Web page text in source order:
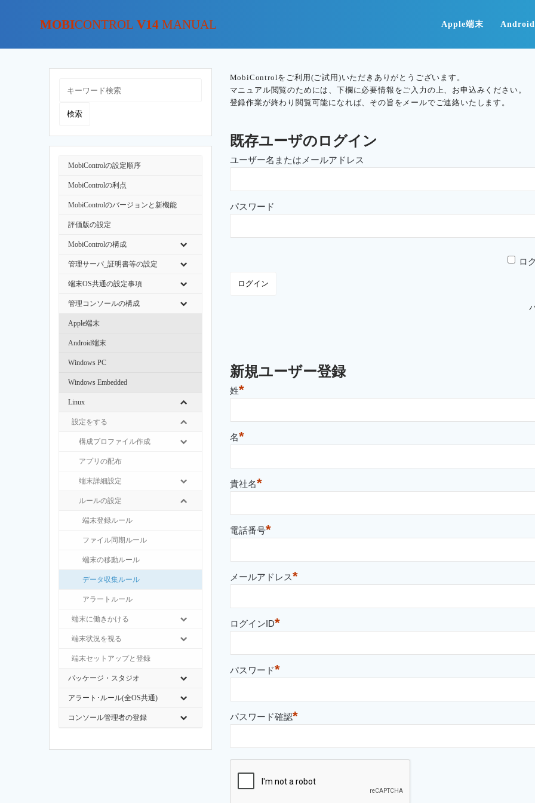
MOBICONTROL V14 MANUAL Apple端末
MobiControlの設定順序
MobiControlの利点
MobiControlのバージョンと新機能
評価版の設定
MobiControlの構成
管理サーバ_証明書等の設定
端末OS共通の設定事項
管理コンソールの構成
Apple端末
Android端末
Windows PC
Windows Embedded
Linux
設定をする
構成プロファイル作成
アプリの配布
端末詳細設定
ルールの設定
端末登録ルール
ファイル同期ルール
端末の移動ルール
データ収集ルール
アラートルール
端末に働きかける
端末状況を視る
端末セットアップと登録
パッケージ・スタジオ
アラート･ルール(全OS共通)
コンソール管理者の登録
MobiControlをご利用(ご試用)いただきありがとうございます。
マニュアル閲覧のためには、下欄に必要情報をご入力の上、お申込みください。
登録作業が終わり閲覧可能になれば、その旨をメールでご連絡いたします。
既存ユーザのログイン
ユーザー名またはメールアドレス
パスワード
ロ
新規ユーザー登録
姓*
名*
貴社名*
電話番号*
メールアドレス*
ログインID*
パスワード*
パスワード確認*